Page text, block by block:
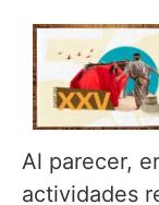
Al parecer,
actividades